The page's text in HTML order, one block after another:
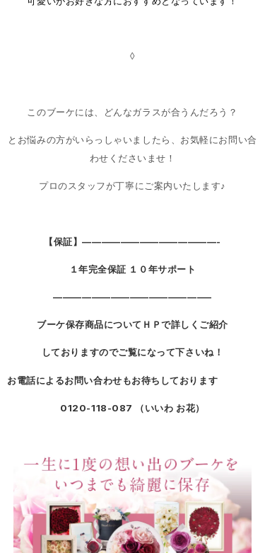
◊
このブーケには、どんなガラスが合うんだろう？
とお悩みの方がいらっしゃいましたら、お気軽にお問い合
わせくださいませ！
プロのスタッフが丁寧にご案内いたします♪
【保証】——————————————-
１年完全保証 １０年サポート
————————————————–
ブーケ保存商品についてＨＰで詳しくご紹介
しておりますのでご覧になって下さいね！
お電話によるお問い合わせもお待ちしております
0120-118-087 （いいわ お花）